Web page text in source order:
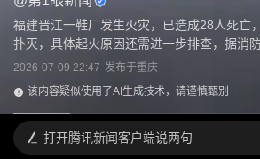
福建晋江一鞋厂发生火灾，已造成28人死亡
扑灭，具体起火原因还需进一步排查，据消防
2026-07-09 22:47 发布于重庆
该内容疑似使用了AI生成技术，请谨慎甄别
打开腾讯新闻客户端说两句